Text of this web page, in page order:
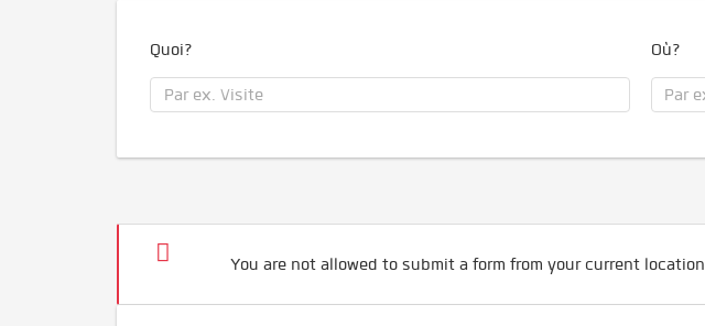
Quoi? Où?
You are not allowed to submit a form from your current location.